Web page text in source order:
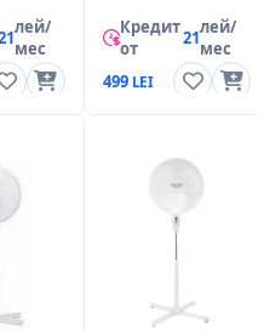
лей/
мес
Кредит
от
21лей/
мес
499